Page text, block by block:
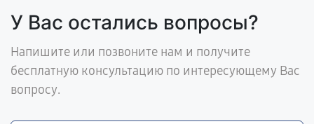
У Вас остались вопросы?
Напишите или позвоните нам и получите
бесплатную консультацию по интересующему Вас
вопросу.